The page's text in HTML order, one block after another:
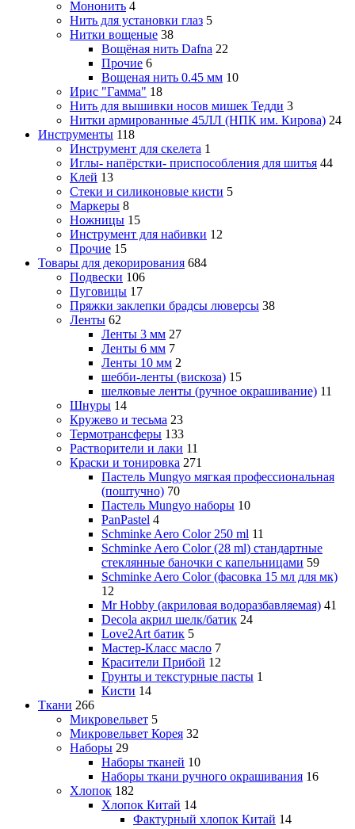
Мононить 4
Нить для установки глаз 5
Нитки вощеные 38
Вощёная нить Dafna 22
Прочие 6
Вощеная нить 0.45 мм 10
Ирис "Гамма" 18
Нить для вышивки носов мишек Тедди 3
Нитки армированные 45ЛЛ (НПК им. Кирова) 24
Инструменты 118
Инструмент для скелета 1
Иглы- напёрстки- приспособления для шитья 44
Клей 13
Стеки и силиконовые кисти 5
Маркеры 8
Ножницы 15
Инструмент для набивки 12
Прочие 15
Товары для декорирования 684
Подвески 106
Пуговицы 17
Пряжки заклепки брадсы люверсы 38
Ленты 62
Ленты 3 мм 27
Ленты 6 мм 7
Ленты 10 мм 2
шебби-ленты (вискоза) 15
шелковые ленты (ручное окрашивание) 11
Шнуры 14
Кружево и тесьма 23
Термотрансферы 133
Растворители и лаки 11
Краски и тонировка 271
Пастель Mungyo мягкая профессиональная
(поштучно) 70
Пастель Mungyo наборы 10
PanPastel 4
Schminke Aero Color 250 ml 11
Schminke Aero Color (28 ml) стандартные
стеклянные баночки с капельницами 59
Schminke Aero Color (фасовка 15 мл для мк)
12
Mr Hobby (акриловая водоразбавляемая) 41
Decola акрил шелк/батик 24
Love2Art батик 5
Мастер-Класс масло 7
Красители Прибой 12
Грунты и текстурные пасты 1
Кисти 14
Ткани 266
Микровельвет 5
Микровельвет Корея 32
Наборы 29
Наборы тканей 10
Наборы ткани ручного окрашивания 16
Хлопок 182
Хлопок Китай 14
Фактурный хлопок Китай 14